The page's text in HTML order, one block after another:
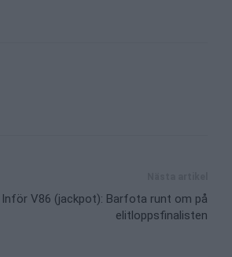
Inför V86 (jackpot): Barfota runt om på
elitloppsfinalisten